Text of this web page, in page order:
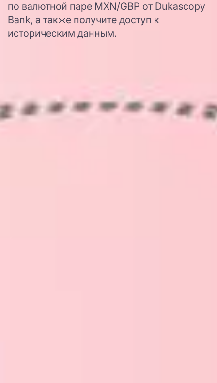
по валютной паре MXN/GBP от Dukascopy
Bank, а также получите доступ к
историческим данным.